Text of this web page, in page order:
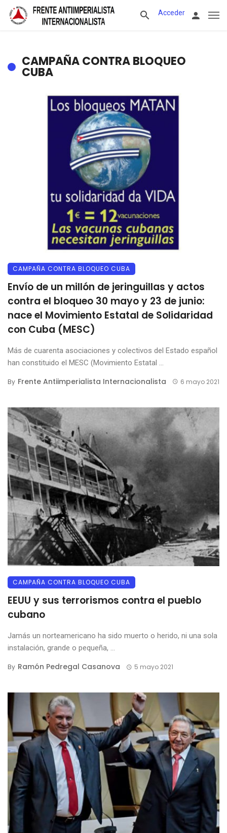
Acceder
CAMPAÑA CONTRA BLOQUEO
CUBA
CAMPAÑA CONTRA BLOQUEO CUBA
Envío de un millón de jeringuillas y actos
contra el bloqueo 30 mayo y 23 de junio:
nace el Movimiento Estatal de Solidaridad
con Cuba (MESC)
Más de cuarenta asociaciones y colectivos del Estado español
han constituido el MESC (Movimiento Estatal ...
By Frente Antiimperialista Internacionalista 6 mayo 2021
CAMPAÑA CONTRA BLOQUEO CUBA
EEUU y sus terrorismos contra el pueblo
cubano
Jamás un norteamericano ha sido muerto o herido, ni una sola
instalación, grande o pequeña, ...
By Ramón Pedregal Casanova 5 mayo 2021